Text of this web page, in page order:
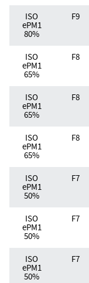
ISO
ePM1
80%
F9
ISO
ePM1
65%
F8
ISO
ePM1
65%
F8
ISO
ePM1
65%
F8
ISO
ePM1
50%
F7
ISO
ePM1
50%
F7
ISO
ePM1
50%
F7